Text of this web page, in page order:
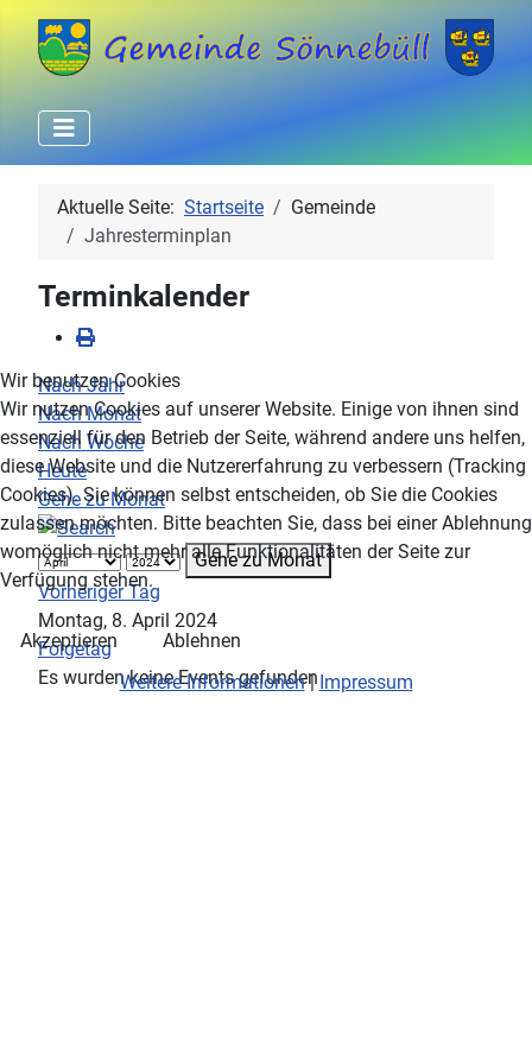
Aktuelle Seite: Startseite
Gemeinde
Jahresterminplan
Terminkalender
Nach Jahr
Nach Monat
Nach Woche
Heute
Gehe zu Monat
Gehe zu Monat
Vorheriger Tag
Montag, 8. April 2024
Folgetag
Es wurden keine Events gefunden
Wir benutzen Cookies
Wir nutzen Cookies auf unserer Website. Einige von ihnen sind
essenziell für den Betrieb der Seite, während andere uns helfen,
diese Website und die Nutzererfahrung zu verbessern (Tracking
Cookies). Sie können selbst entscheiden, ob Sie die Cookies
zulassen möchten. Bitte beachten Sie, dass bei einer Ablehnung
womöglich nicht mehr alle Funktionalitäten der Seite zur
Verfügung stehen.
Akzeptieren
Ablehnen
Weitere Informationen|Impressum